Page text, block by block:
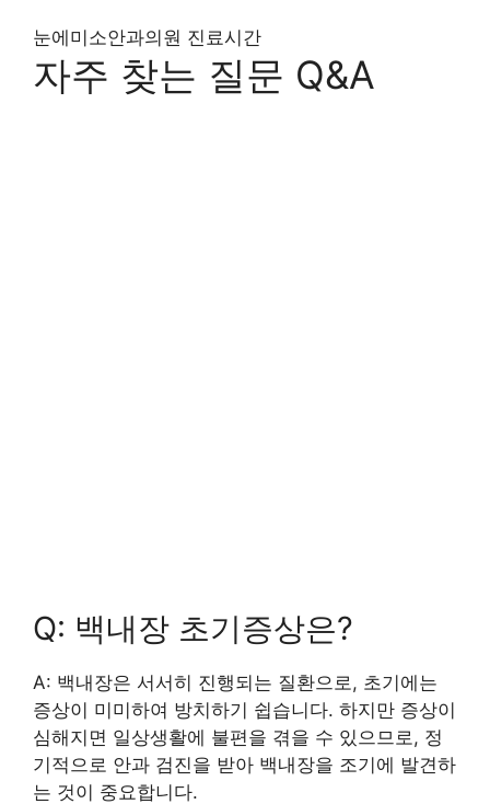
눈에미소안과의원 진료시간
자주 찾는 질문 Q&A
Q: 백내장 초기증상은?
A: 백내장은 서서히 진행되는 질환으로, 초기에는
증상이 미미하여 방치하기 쉽습니다. 하지만 증상이
심해지면 일상생활에 불편을 겪을 수 있으므로, 정
기적으로 안과 검진을 받아 백내장을 조기에 발견하
는 것이 중요합니다.